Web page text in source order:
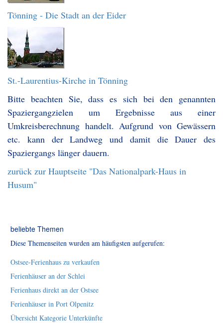
Tönning - Die Stadt an der Eider
St.-Laurentius-Kirche in Tönning
Bitte beachten Sie, dass es sich bei den genannten
Spaziergangzielen um Ergebnisse aus einer
Umkreisberechnung handelt. Aufgrund von Gewässern
etc. kann der Landweg und damit die Dauer des
Spaziergangs länger dauern.
zurück zur Hauptseite "Das Nationalpark-Haus in
Husum"
beliebte Themen
Diese Themenseiten wurden am häufigsten aufgerufen:
Ostsee-Ferienhaus zu verkaufen
Ferienhäuser an der Schlei
Ferienhaus direkt an der Ostsee
Ferienhäuser in Port Olpenitz
Übersicht Kategorie Unterkünfte